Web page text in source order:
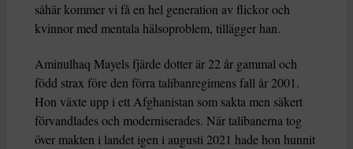
såhär kommer vi få en hel generation av flickor och
kvinnor med mentala hälsoproblem, tillägger han.
Aminulhaq Mayels fjärde dotter är 22 år gammal och
född strax före den förra talibanregimens fall år 2001.
Hon växte upp i ett Afghanistan som sakta men säkert
förvandlades och moderniserades. När talibanerna tog
över makten i landet igen i augusti 2021 hade hon hunnit